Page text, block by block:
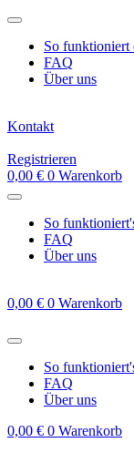
Zum
springenSo funktioniert
FAQ
Über uns
Kontakt
Registrieren
0,00 € 0 Warenkorb
So
FAQ
Über uns
0,00 € 0 Warenkorb
So
FAQ
Über uns
0,00 € 0 Warenkorb